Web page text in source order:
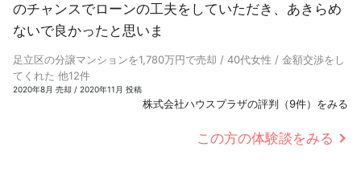
のチャンスでローンの工夫をしていただき、あきらめ
ないで良かったと思いま
足立区の分譲マンションを1,780万円で売却 / 40代女性 / 金額交渉をし
てくれた 他12件
2020年8月 売却 / 2020年11月 投稿
株式会社ハウスプラザの評判（9件）をみる
この方の体験談をみる